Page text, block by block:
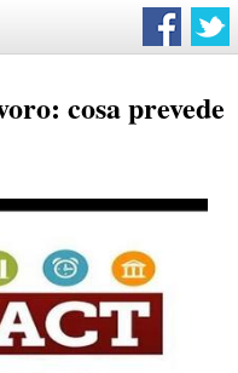
cosa prevede